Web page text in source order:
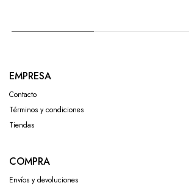
EMPRESA
Contacto
Términos y condiciones
Tiendas
COMPRA
Envíos y devoluciones